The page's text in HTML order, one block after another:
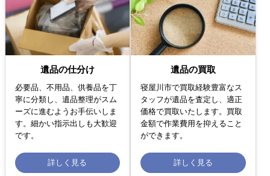
遺品の仕分け
必要品、不用品、供養品を丁
寧に分類し、遺品整理がスム
ーズに進むようお手伝いしま
す。細かい指示出しも大歓迎
です。
詳しく見る
遺品の買取
寝屋川市で買取経験豊富なス
タッフが遺品を査定し、適正
価格で買取いたします。買取
金額で作業費用を抑えること
ができます。
詳しく見る